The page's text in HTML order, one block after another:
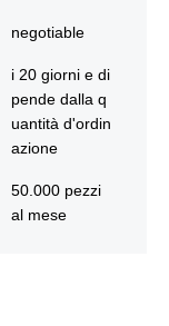
negotiable
i 20 giorni e di
pende dalla q
uantità d'ordin
azione
50.000 pezzi
al mese